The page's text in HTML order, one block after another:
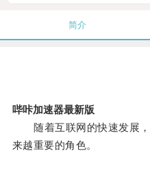
简介
哔咔加速器最新版
随着互联网的快速发展，
来越重要的角色。